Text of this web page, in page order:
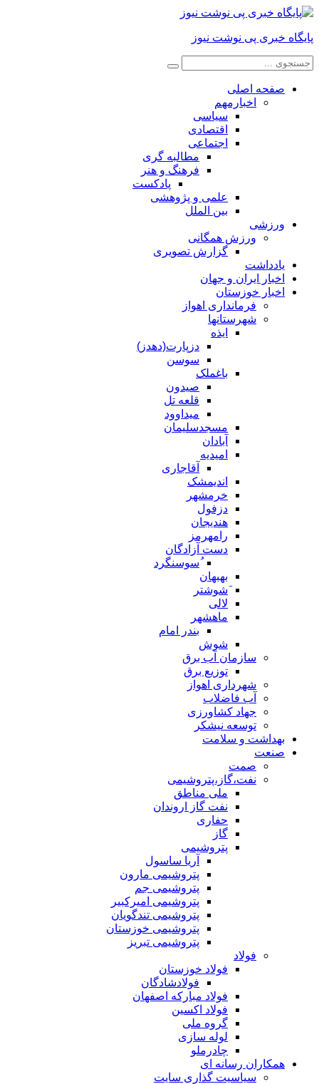
پایگاه خبری پی نوشت نیوز
صفحه اصلی
اخبارمهم
سیاسی
اقتصادی
اجتماعی
مطالبه گری
فرهنگ و هنر
پادکست
علمی و پژوهشی
بین الملل
ورزشی
ورزش همگانی
گزارش تصویری
یادداشت
اخبار ایران و جهان
اخبار خوزستان
فرمانداری اهواز
شهرستانها
ایذه
دزپارت(دهدز)
سوسن
باغملک
صیدون
قلعه تل
میداوود
مسجدسلیمان
آبادان
امیدیه
آقاجاری
اندیمشک
خرمشهر
دزفول
هندیجان
رامهرمز
دست آزادگان
ُسوسنگرد
بهبهان
َشوشتر
لالی
ماهشهر
بندر امام
شوش
سازمان آب برق
توزیع برق
شهرداری اهواز
آب فاضلاب
جهاد کشاورزی
توسعه نیشکر
بهداشت و سلامت
صنعت
صمت
نفت،گاز،پتروشیمی
ملی مناطق
نفت گاز اروندان
حفاری
گاز
پتروشیمی
آریا ساسول
پتروشیمی مارون
پتروشیمی جم
پتروشیمی امیرکبیر
پتروشیمی تندگویان
پتروشیمی خوزستان
پتروشیمی تبریز
فولاد
فولاد خوزستان
فولادشادگان
فولاد مبارکه اصفهان
فولاد اکسین
گروه ملی
لوله سازی
چادرملو
همکاران رسانه ای
سیاسیت گذاری سایت